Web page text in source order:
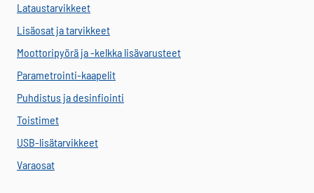
Lataustarvikkeet
Lisäosat ja tarvikkeet
Moottoripyörä ja -kelkka lisävarusteet
Parametrointi-kaapelit
Puhdistus ja desinfiointi
Toistimet
USB-lisätarvikkeet
Varaosat